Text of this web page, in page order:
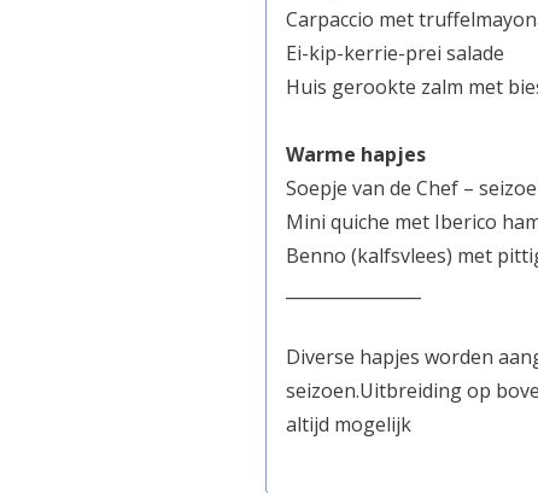
Carpaccio met
Ei-kip-kerrie-prei salade
Huis gerookte zalm met
Warme hapjes
Soepje van de Chef –
Mini quiche met Iberico
Benno (kalfsvlees) met
Diverse hapjes worden
seizoen.Uitbreiding op
altijd mogelijk